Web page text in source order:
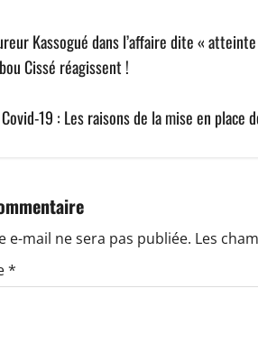
Kassogué dans l’affaire dite «
Cissé réagissent !
19 : Les raisons de la mise en
e-mail ne sera pas publiée. Les
*